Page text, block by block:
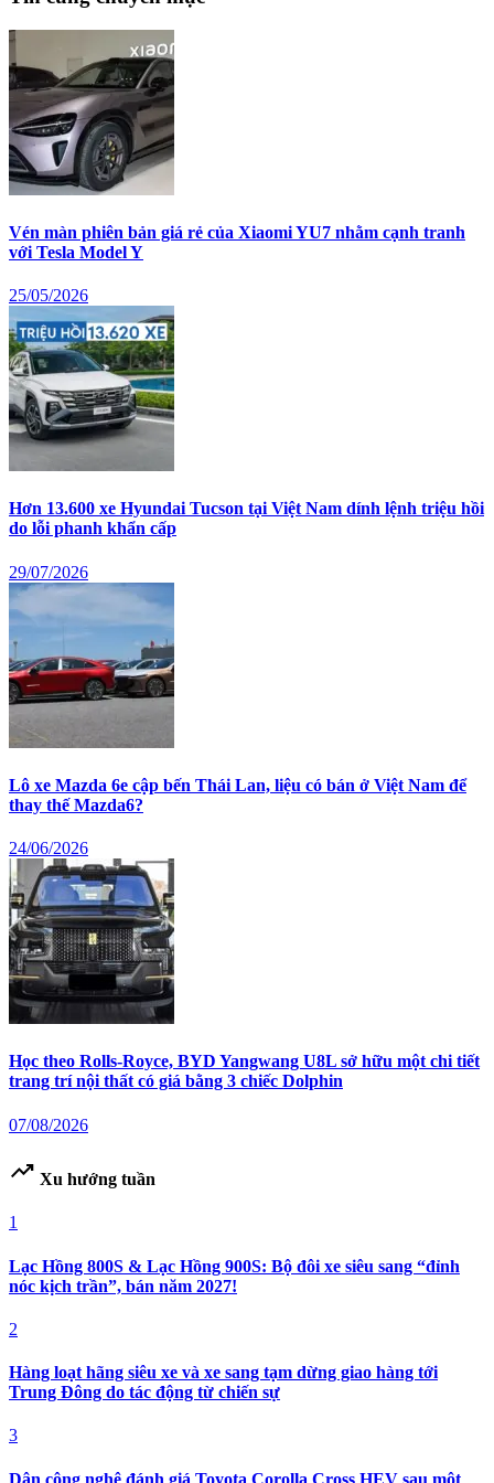
Vén màn phiên bản giá rẻ của Xiaomi YU7 nhằm cạnh tranh
với Tesla Model Y
25/05/2026
Hơn 13.600 xe Hyundai Tucson tại Việt Nam dính lệnh triệu hồi
do lỗi phanh khẩn cấp
29/07/2026
Lô xe Mazda 6e cập bến Thái Lan, liệu có bán ở Việt Nam để
thay thế Mazda6?
24/06/2026
Học theo Rolls-Royce, BYD Yangwang U8L sở hữu một chi tiết
trang trí nội thất có giá bằng 3 chiếc Dolphin
07/08/2026
trending_up Xu hướng tuần
1
Lạc Hồng 800S & Lạc Hồng 900S: Bộ đôi xe siêu sang “đỉnh
nóc kịch trần”, bán năm 2027!
2
Hàng loạt hãng siêu xe và xe sang tạm dừng giao hàng tới
Trung Đông do tác động từ chiến sự
3
Dân công nghệ đánh giá Toyota Corolla Cross HEV sau một